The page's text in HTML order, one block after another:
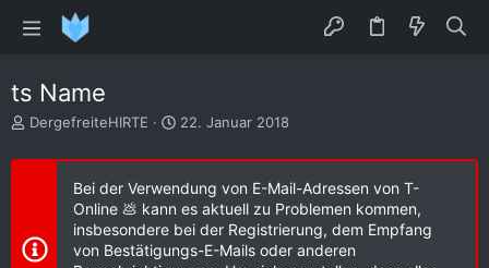
ts Name
E
s
l
e
DergefreiteHIRTE
E
s
e
l
t
22. Januar 2018
Bei der Verwendung von E-Mail-Adressen von T-
Online 💩 kann es aktuell zu Problemen kommen,
insbesondere bei der Registrierung, dem Empfang
von Bestätigungs-E-Mails oder anderen